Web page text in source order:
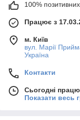
100% позитивних
Працює з
м. Київ
вул. Марії
Україна
Контакти
Сьогодні
Показати весь